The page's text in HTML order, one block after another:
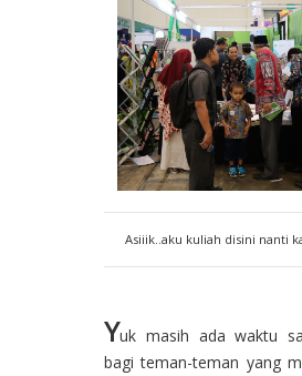
Asiiik..aku kuliah disini nanti
Yuk masih ada waktu
bagi teman-teman yang